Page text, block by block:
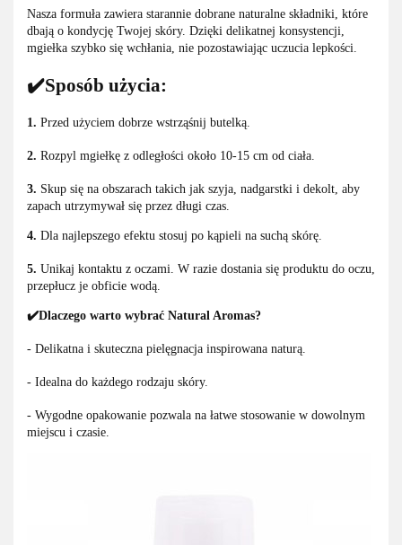
Nasza formuła zawiera starannie dobrane naturalne składniki, które
dbają o kondycję Twojej skóry. Dzięki delikatnej konsystencji,
mgiełka szybko się wchłania, nie pozostawiając uczucia lepkości.
✔️Sposób użycia:
1. Przed użyciem dobrze wstrząśnij butelką.
2. Rozpyl mgiełkę z odległości około 10-15 cm od ciała.
3. Skup się na obszarach takich jak szyja, nadgarstki i dekolt, aby
zapach utrzymywał się przez długi czas.
4. Dla najlepszego efektu stosuj po kąpieli na suchą skórę.
5. Unikaj kontaktu z oczami. W razie dostania się produktu do oczu,
przepłucz je obficie wodą.
✔️Dlaczego warto wybrać Natural Aromas?
- Delikatna i skuteczna pielęgnacja inspirowana naturą.
- Idealna do każdego rodzaju skóry.
- Wygodne opakowanie pozwala na łatwe stosowanie w dowolnym
miejscu i czasie.